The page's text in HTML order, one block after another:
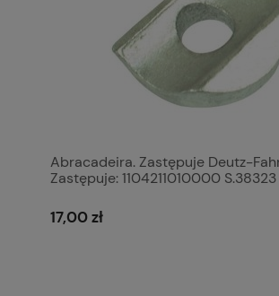
Abracadeira. Zastępuje Deutz-
Zastępuje: 1104211010000 S.38323
17,00 zł